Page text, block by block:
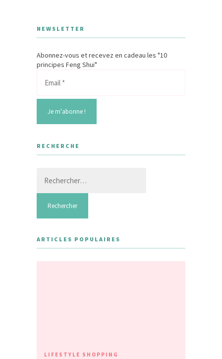
NEWSLETTER
Abonnez-vous et recevez en cadeau les "10
principes Feng Shui"
RECHERCHE
ARTICLES POPULAIRES
LIFESTYLE SHOPPING